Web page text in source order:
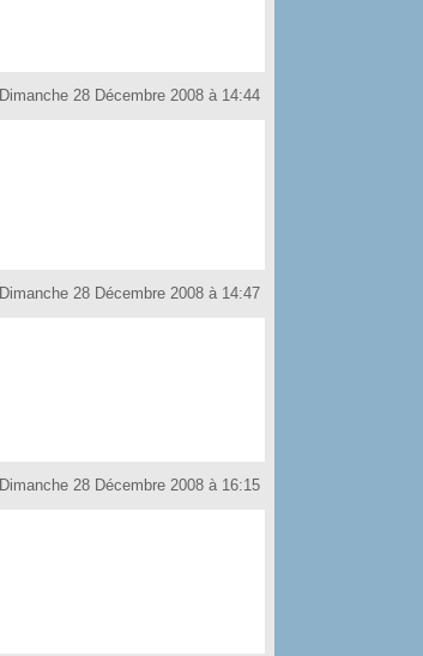
Dimanche 28 Décembre 2008 à 14:44
Dimanche 28 Décembre 2008 à 14:47
Dimanche 28 Décembre 2008 à 16:15